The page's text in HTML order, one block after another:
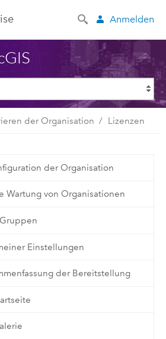
Anmelden
der Organisation Lizenzen
der Organisation
Wartung von Organisationen
Einstellungen
der Bereitstellung